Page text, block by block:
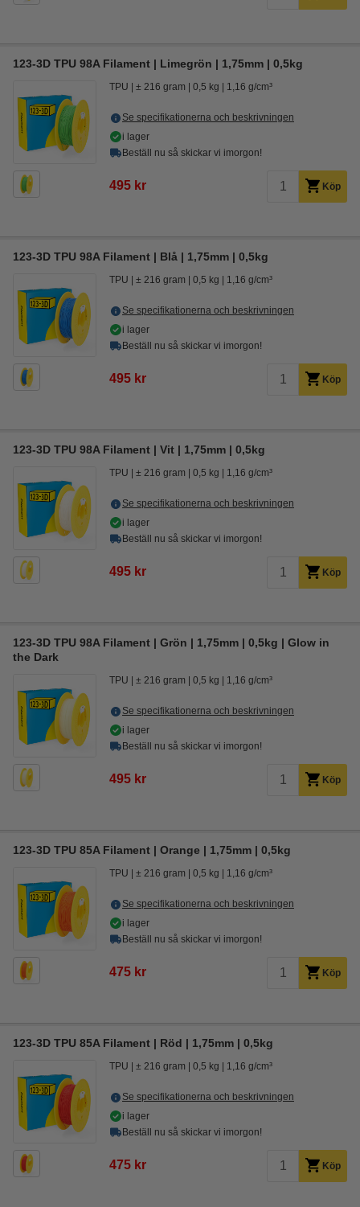
123-3D TPU 98A Filament | Limegrön | 1,75mm | 0,5kg
TPU ± 216 gram 0,5 kg 1,16 g/cm³
Se specifikationerna och beskrivningen
i lager
Beställ nu så skickar vi imorgon!
495 kr Köp
123-3D TPU 98A Filament | Blå | 1,75mm | 0,5kg
TPU ± 216 gram 0,5 kg 1,16 g/cm³
Se specifikationerna och beskrivningen
i lager
Beställ nu så skickar vi imorgon!
495 kr Köp
123-3D TPU 98A Filament | Vit | 1,75mm | 0,5kg
TPU ± 216 gram 0,5 kg 1,16 g/cm³
Se specifikationerna och beskrivningen
i lager
Beställ nu så skickar vi imorgon!
495 kr Köp
123-3D TPU 98A Filament | Grön | 1,75mm | 0,5kg | Glow in
the Dark
TPU ± 216 gram 0,5 kg 1,16 g/cm³
Se specifikationerna och beskrivningen
i lager
Beställ nu så skickar vi imorgon!
495 kr Köp
123-3D TPU 85A Filament | Orange | 1,75mm | 0,5kg
TPU ± 216 gram 0,5 kg 1,16 g/cm³
Se specifikationerna och beskrivningen
i lager
Beställ nu så skickar vi imorgon!
475 kr Köp
123-3D TPU 85A Filament | Röd | 1,75mm | 0,5kg
TPU ± 216 gram 0,5 kg 1,16 g/cm³
Se specifikationerna och beskrivningen
i lager
Beställ nu så skickar vi imorgon!
475 kr Köp